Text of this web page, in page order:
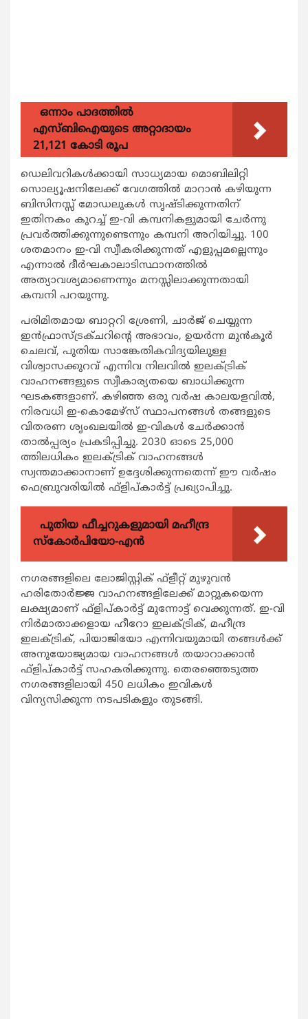
ഒന്നാം പാദത്തിൽ
എസ്ബിഐയുടെ അറ്റാദായം
21,121 കോടി രൂപ
ഡെലിവറികള്‍ക്കായി സാധ്യമായ മൊബിലിറ്റി
സൊല്യൂഷനിലേക്ക് വേഗത്തില്‍ മാറാന്‍ കഴിയുന്ന
ബിസിനസ്സ് മോഡലുകള്‍ സൃഷ്ടിക്കുന്നതിന്
ഇതിനകം കുറച്ച് ഇ-വി കമ്പനികളുമായി ചേര്‍ന്നു
പ്രവര്‍ത്തിക്കുന്നുണ്ടെന്നും കമ്പനി അറിയിച്ചു. 100
ശതമാനം ഇ-വി സ്വീകരിക്കുന്നത് എളുപ്പമല്ലെന്നും
എന്നാല്‍ ദീര്‍ഘകാലാടിസ്ഥാനത്തില്‍
അത്യാവശ്യമാണെന്നും മനസ്സിലാക്കുന്നതായി
കമ്പനി പറയുന്നു.
പരിമിതമായ ബാറ്ററി ശ്രേണി, ചാര്‍ജ് ചെയ്യുന്ന
ഇന്‍ഫ്രാസ്ട്രക്ചറിന്‍റെ അഭാവം, ഉയര്‍ന്ന മുന്‍കൂര്‍
ചെലവ്, പുതിയ സാങ്കേതികവിദ്യയിലുള്ള
വിശ്വാസക്കുറവ് എന്നിവ നിലവില്‍ ഇലക്ട്രിക്
വാഹനങ്ങളുടെ സ്വീകാര്യതയെ ബാധിക്കുന്ന
ഘടകങ്ങളാണ്. കഴിഞ്ഞ ഒരു വര്‍ഷ കാലയളവില്‍,
നിരവധി ഇ-കൊമേഴ്സ് സ്ഥാപനങ്ങള്‍ തങ്ങളുടെ
വിതരണ ശൃംഖലയില്‍ ഇ-വികള്‍ ചേര്‍ക്കാന്‍
താല്‍പ്പര്യം പ്രകടിപ്പിച്ചു. 2030 ഓടെ 25,000
ത്തിലധികം ഇലക്ട്രിക് വാഹനങ്ങള്‍
സ്വന്തമാക്കാനാണ് ഉദ്ദേശിക്കുന്നതെന്ന് ഈ വര്‍ഷം
ഫെബ്രുവരിയില്‍ ഫ്ളിപ്കാര്‍ട്ട് പ്രഖ്യാപിച്ചു.
പുതിയ ഫീച്ചറുകളുമായി മഹീന്ദ്ര
സ്കോർപിയോ-എൻ
നഗരങ്ങളിലെ ലോജിസ്റ്റിക് ഫ്ളീറ്റ് മുഴുവന്‍
ഹരിതോര്‍ജ്ജ വാഹനങ്ങളിലേക്ക് മാറ്റുകയെന്ന
ലക്ഷ്യമാണ് ഫ്ളിപ്കാര്‍ട്ട് മുന്നോട്ട് വെക്കുന്നത്. ഇ-വി
നിര്‍മാതാക്കളായ ഹീറോ ഇലക്ട്രിക്, മഹീന്ദ്ര
ഇലക്ട്രിക്, പിയാജിയോ എന്നിവയുമായി തങ്ങള്‍ക്ക്
അനുയോജ്യമായ വാഹനങ്ങള്‍ തയാറാക്കാന്‍
ഫ്ളിപ്കാര്‍ട്ട് സഹകരിക്കുന്നു. തെരഞ്ഞെടുത്ത
നഗരങ്ങളിലായി 450 ലധികം ഇവികള്‍
വിന്യസിക്കുന്ന നടപടികളും തുടങ്ങി.